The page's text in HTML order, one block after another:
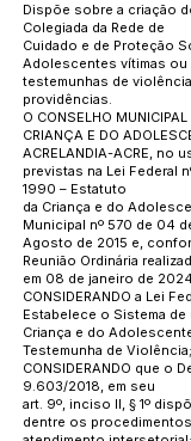
Dispõe sobre a criação
Colegiada da Rede de
Cuidado e de Proteção
Adolescentes vítimas ou
testemunhas de
providências.
O CONSELHO
CRIANÇA E DO
ACRELANDIA-ACRE, no
previstas na Lei Federal
1990 – Estatuto
da Criança e do
Municipal nº 570 de 04
Agosto de 2015 e,
Reunião Ordinária
em 08 de janeiro de
CONSIDERANDO a Lei
Estabelece o Sistema de
Criança e do
Testemunha de Violência;
CONSIDERANDO que o
9.603/2018, em seu
art. 9º, inciso II, § 1º
dentre os